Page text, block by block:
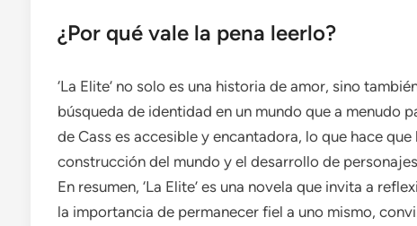
¿Por qué vale la pena leerlo?
‘La Elite’ no solo es una historia de amor, sino
búsqueda de identidad en un mundo que a menudo
de Cass es accesible y encantadora, lo que hace
construcción del mundo y el desarrollo de
En resumen, ‘La Elite’ es una novela que invita a
la importancia de permanecer fiel a uno mismo,